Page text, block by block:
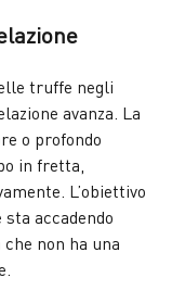
truffe negli
avanza. La
o profondo
in fretta,
L’obiettivo
accadendo
non ha una